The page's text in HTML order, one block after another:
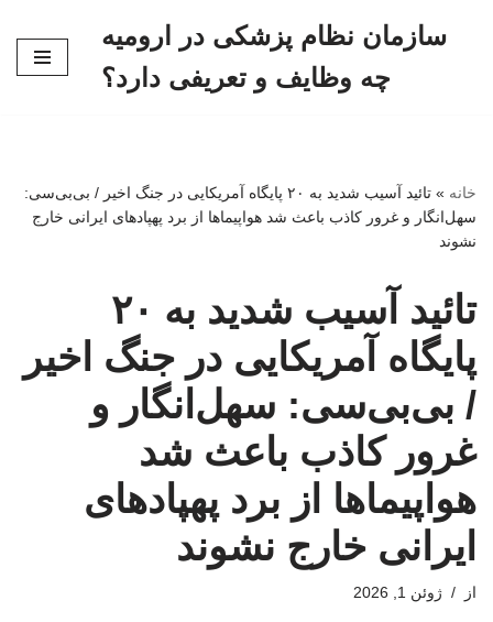
سازمان نظام پزشکی در ارومیه
چه وظایف و تعریفی دارد؟
خانه »
تائید آسیب شدید به ۲۰ پایگاه آمریکایی در جنگ اخیر / بی‌بی‌سی:
سهل‌انگار و غرور کاذب باعث شد هواپیماها از برد پهپادهای ایرانی خارج
نشوند
تائید آسیب شدید به ۲۰
پایگاه آمریکایی در جنگ اخیر
/ بی‌بی‌سی: سهل‌انگار و
غرور کاذب باعث شد
هواپیماها از برد پهپادهای
ایرانی خارج نشوند
از ژوئن 1, 2026